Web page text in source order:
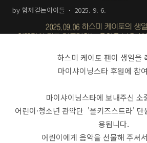
by 함께걷는아이들 2025. 9. 6.
하스미 케이토 팬이 생일을
마이샤이닝스타 후원에 참
마이샤이닝스타에 보내주신 소
어린이·청소년 관악단 '올키즈스트라'
용됩니다.
어린이에게 음악을 선물해 주셔